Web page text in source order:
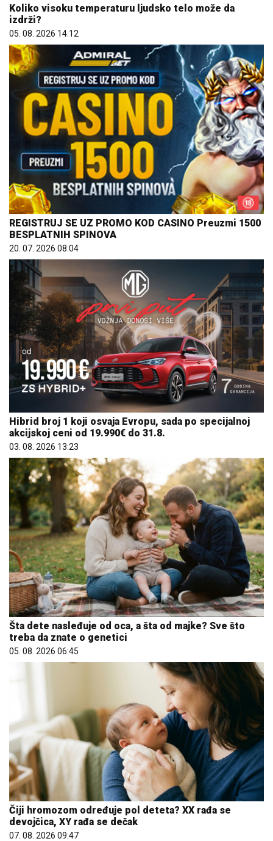
Koliko visoku temperaturu ljudsko telo može da
izdrži?
05. 08. 2026 14:12
REGISTRUJ SE UZ PROMO KOD CASINO Preuzmi 1500
BESPLATNIH SPINOVA
20. 07. 2026 08:04
Hibrid broj 1 koji osvaja Evropu, sada po specijalnoj
akcijskoj ceni od 19.990€ do 31.8.
03. 08. 2026 13:23
Šta dete nasleđuje od oca, a šta od majke? Sve što
treba da znate o genetici
05. 08. 2026 06:45
Čiji hromozom određuje pol deteta? XX rađa se
devojčica, XY rađa se dečak
07. 08. 2026 09:47